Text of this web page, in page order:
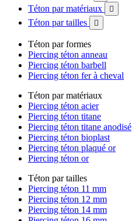
Téton par matériaux 
Téton par tailles 
Téton par formes
Piercing téton anneau
Piercing téton barbell
Piercing téton fer à cheval
Téton par matériaux
Piercing téton acier
Piercing téton titane
Piercing téton titane anodisé
Piercing téton bioplast
Piercing téton plaqué or
Piercing téton or
Téton par tailles
Piercing téton 11 mm
Piercing téton 12 mm
Piercing téton 14 mm